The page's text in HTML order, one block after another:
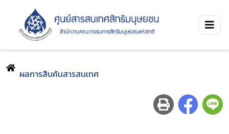
ผลการสืบค้นสารสนเทศ